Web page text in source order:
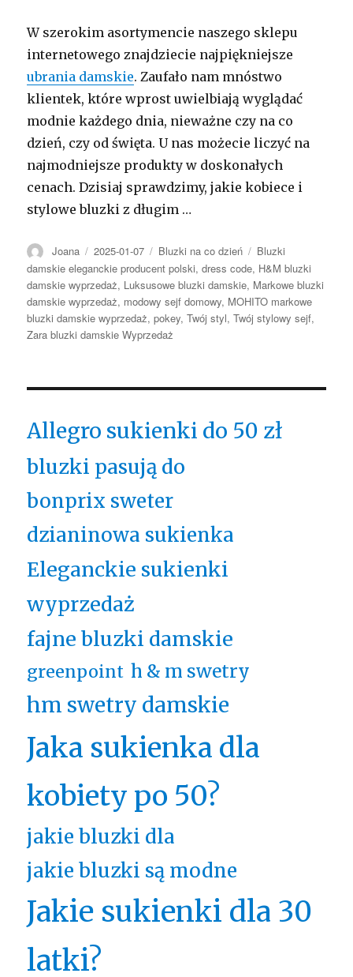
W szerokim asortymencie naszego sklepu
internetowego znajdziecie najpiękniejsze
ubrania damskie. Zaufało nam mnóstwo
klientek, które wprost uwielbiają wyglądać
modnie każdego dnia, nieważne czy na co
dzień, czy od święta. U nas możecie liczyć na
najmodniejsze produkty w doskonałych
cenach. Dzisiaj sprawdzimy, jakie kobiece i
stylowe bluzki z długim …
Autor
Joana Opublikowano
2025-01-07 Kategorie
Bluzki na co dzień Tagi
Bluzki
damskie eleganckie producent polski,dress code, H&M bluzki
damskie wyprzedaż, Luksusowe bluzki damskie, Markowe bluzki
damskie wyprzedaż, modowy sejf domowy, MOHITO markowe
bluzki damskie wyprzedaż,pokey,Twój styl,Twój stylowy sejf,
Zara bluzki damskie Wyprzedaż
Allegro sukienki do 50 zł
bluzki pasują do
bonprix sweter
dzianinowa sukienka
Eleganckie sukienki
wyprzedaż
fajne bluzki damskie
greenpoint h & m swetry
hm swetry damskie
Jaka sukienka dla
kobiety po 50?
jakie bluzki dla
jakie bluzki są modne
Jakie sukienki dla 30
latki?